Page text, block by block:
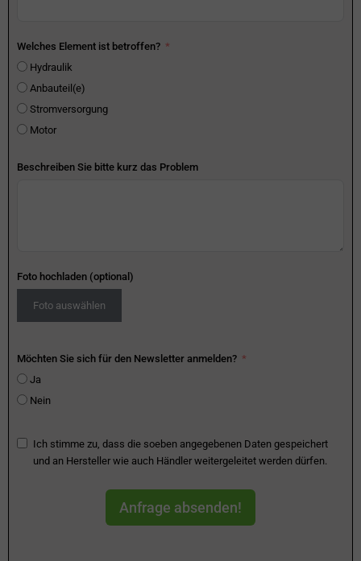
Welches Element ist betroffen?
Hydraulik
Anbauteil(e)
Stromversorgung
Motor
Beschreiben Sie bitte kurz das Problem
Foto hochladen (optional)
Foto auswählen
Möchten Sie sich für den Newsletter anmelden?
Ja
Nein
Ich stimme zu, dass die soeben angegebenen Daten gespeichert
und an Hersteller wie auch Händler weitergeleitet werden dürfen.
Anfrage absenden!